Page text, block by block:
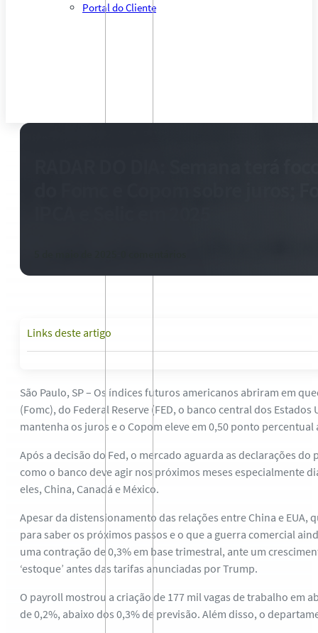
Portal do Cliente
Links deste artigo
São Paulo, SP – Os índices futuros americanos abriram em
(Fomc), do Federal Reserve (FED, o banco central dos
mantenha os juros e o Copom eleve em 0,50 ponto percentual
Após a decisão do Fed, o mercado aguarda as declarações
como o banco deve agir nos próximos meses especialmente
eles, China, Canadá e México.
Apesar da distensionamento das relações entre China e
para saber os próximos passos e o que a guerra comercial
uma contração de 0,3% em base trimestral, ante um
‘estoque’ antes das tarifas anunciadas por Trump.
O payroll mostrou a criação de 177 mil vagas de trabalho em
de 0,2%, abaixo dos 0,3% de previsão. Além disso, o